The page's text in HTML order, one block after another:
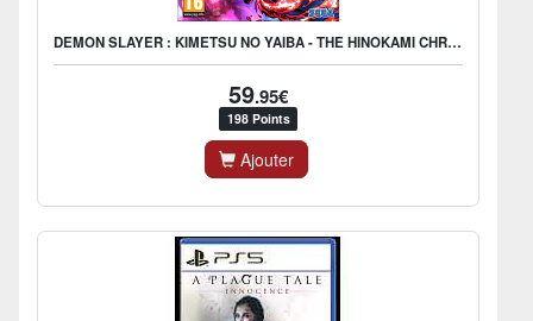
DEMON SLAYER : KIMETSU NO YAIBA - THE HINOKAMI CHRONICLES
59.95€
198 Points
Ajouter